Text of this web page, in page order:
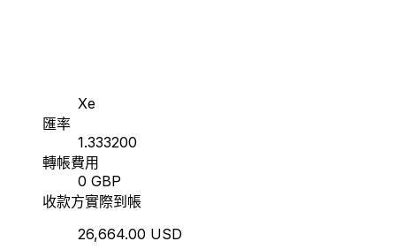
Xe
匯率
1.333200
轉帳費用
0 GBP
收款方實際到帳
26,664.00 USD